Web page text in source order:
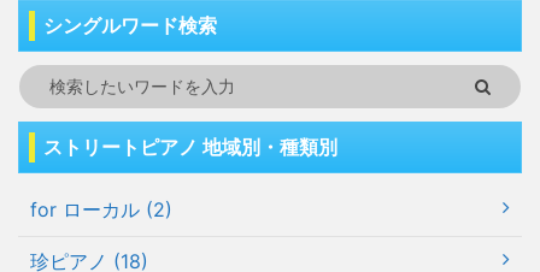
シングルワード検索
ストリートピアノ 地域別・種類別
for ローカル (2)
珍ピアノ (18)